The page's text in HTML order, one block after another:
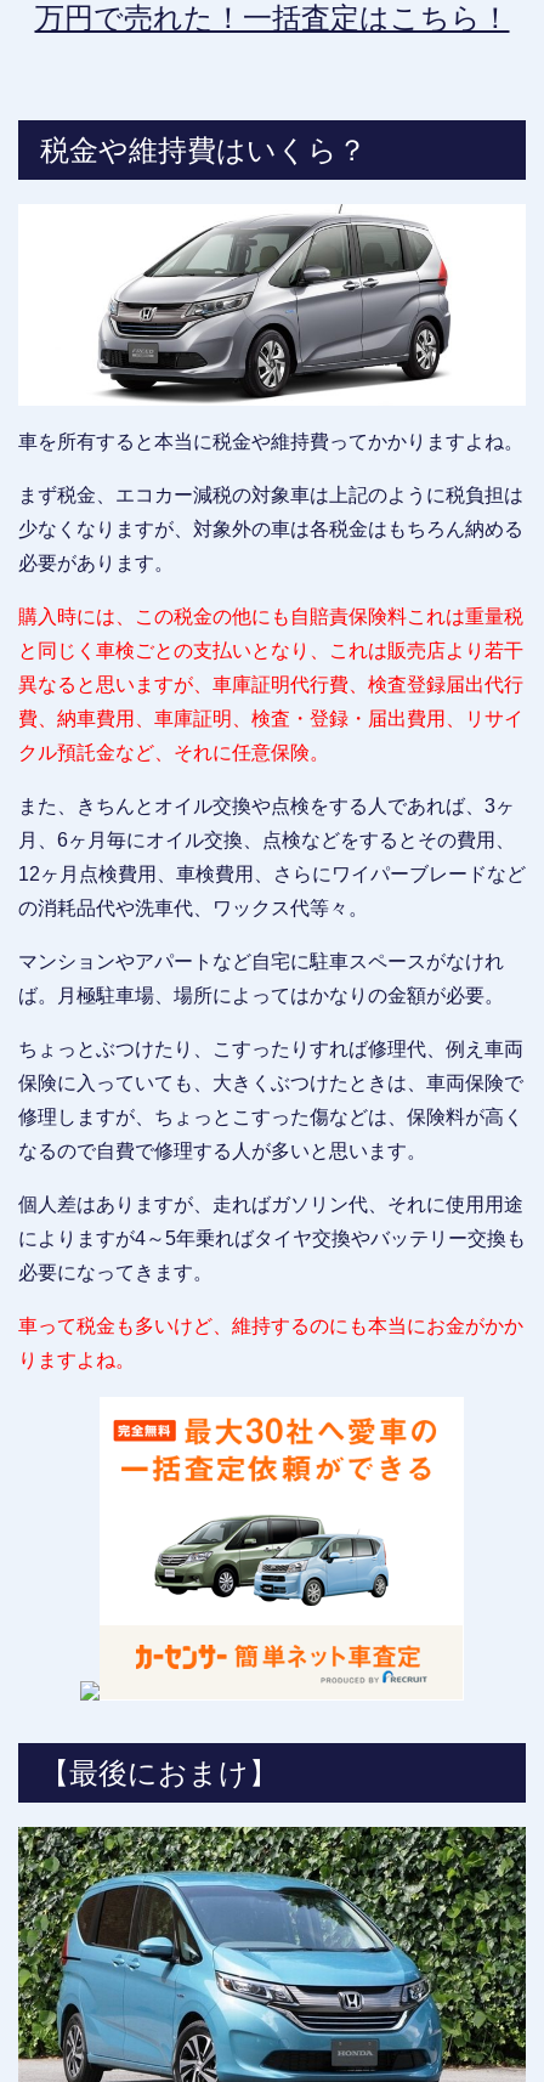
万円で売れた！一括査定はこちら！
税金や維持費はいくら？
車を所有すると本当に税金や維持費ってかかりますよね。
まず税金、エコカー減税の対象車は上記のように税負担は
少なくなりますが、対象外の車は各税金はもちろん納める
必要があります。
購入時には、この税金の他にも自賠責保険料これは重量税
と同じく車検ごとの支払いとなり、これは販売店より若干
異なると思いますが、車庫証明代行費、検査登録届出代行
費、納車費用、車庫証明、検査・登録・届出費用、リサイ
クル預託金など、それに任意保険。
また、きちんとオイル交換や点検をする人であれば、3ヶ
月、6ヶ月毎にオイル交換、点検などをするとその費用、
12ヶ月点検費用、車検費用、さらにワイパーブレードなど
の消耗品代や洗車代、ワックス代等々。
マンションやアパートなど自宅に駐車スペースがなけれ
ば。月極駐車場、場所によってはかなりの金額が必要。
ちょっとぶつけたり、こすったりすれば修理代、例え車両
保険に入っていても、大きくぶつけたときは、車両保険で
修理しますが、ちょっとこすった傷などは、保険料が高く
なるので自費で修理する人が多いと思います。
個人差はありますが、走ればガソリン代、それに使用用途
によりますが4～5年乗ればタイヤ交換やバッテリー交換も
必要になってきます。
車って税金も多いけど、維持するのにも本当にお金がかか
りますよね。
【最後におまけ】